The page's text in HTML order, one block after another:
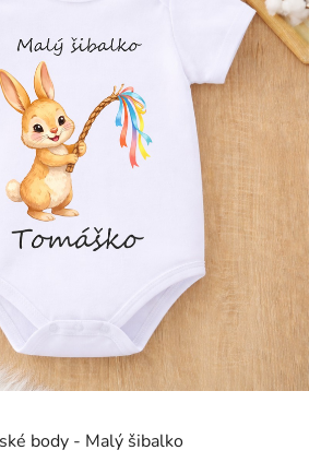
body - Malý šibalko